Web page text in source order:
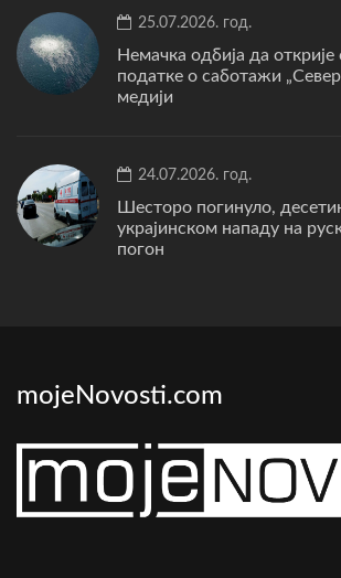
25.07.2026. год.
Немачка одбија да открије
податке о саботажи
медији
24.07.2026. год.
Шесторо погинуло,
украјинском нападу на
погон
mojeNovosti.com